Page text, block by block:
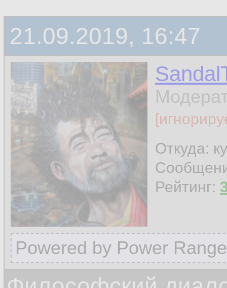
21.09.2019, 16:47
Откуда:
Рейтинг:
Powered by Power